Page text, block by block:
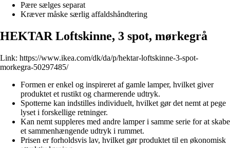
Pære sælges separat
Kræver måske særlig affaldshåndtering
HEKTAR Loftskinne, 3 spot, mørkegrå
Link: https://www.ikea.com/dk/da/p/hektar-loftskinne-3-spot-
morkegra-50297485/
Formen er enkel og inspireret af gamle lamper, hvilket giver
produktet et rustikt og charmerende udtryk.
Spotterne kan indstilles individuelt, hvilket gør det nemt at pege
lyset i forskellige retninger.
Kan nemt suppleres med andre lamper i samme serie for at skabe
et sammenhængende udtryk i rummet.
Prisen er forholdsvis lav, hvilket gør produktet til en økonomisk